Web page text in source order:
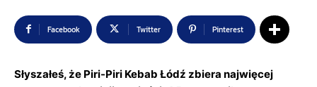
Facebook Twitter Pinterest
Słyszałeś, że Piri-Piri Kebab Łódź zbiera najwięcej